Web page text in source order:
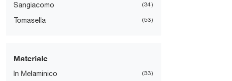
Sangiacomo 34
Tomasella 53
Materiale
In Melaminico 33